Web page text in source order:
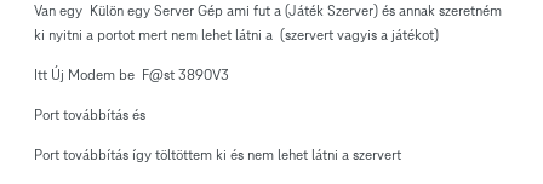
Van egy Külön egy Server Gép ami fut a (Játék Szerver) és annak szeretném
ki nyitni a portot mert nem lehet látni a (szervert vagyis a játékot)
Itt Új Modem be F@st 3890V3
Port továbbítás és
Port továbbítás így töltöttem ki és nem lehet látni a szervert